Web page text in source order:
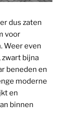
dus zaten
voor
Weer even
zwart bijna
beneden en
moderne
en
binnen